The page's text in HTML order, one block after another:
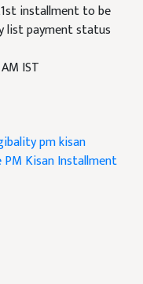
installment to be
list payment status
IST
pm kisan
PM Kisan Installment